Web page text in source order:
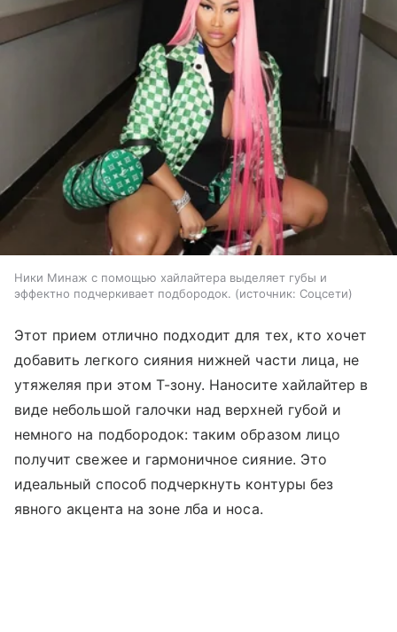
Ники Минаж с помощью хайлайтера выделяет губы и
эффектно подчеркивает подбородок.
источник: Соцсети
Этот прием отлично подходит для тех, кто хочет
добавить легкого сияния нижней части лица, не
утяжеляя при этом Т-зону. Наносите хайлайтер в
виде небольшой галочки над верхней губой и
немного на подбородок: таким образом лицо
получит свежее и гармоничное сияние. Это
идеальный способ подчеркнуть контуры без
явного акцента на зоне лба и носа.